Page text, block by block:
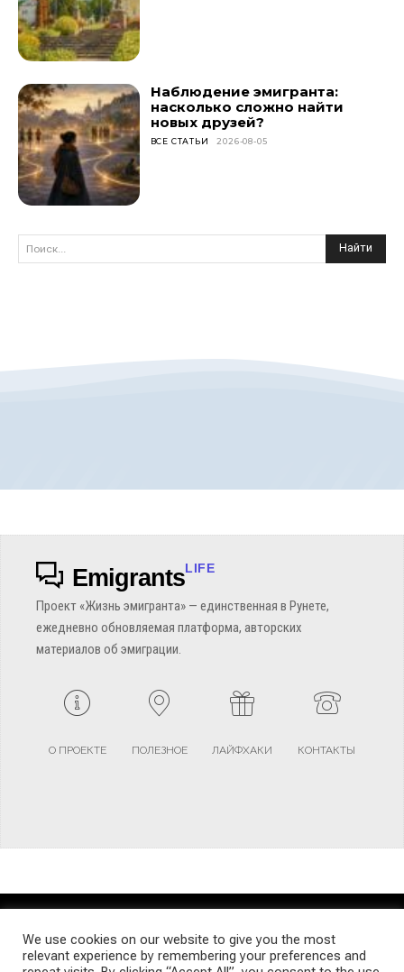
Наблюдение эмигранта:
насколько сложно найти
новых друзей?
ВСЕ СТАТЬИ 2026-08-05
Поиск... Найти
EmigrantsLIFE
Проект «Жизнь эмигранта» — единственная в Рунете,
ежедневно обновляемая платформа, авторских
материалов об эмиграции.
О ПРОЕКТЕ ПОЛЕЗНОЕ ЛАЙФХАКИ КОНТАКТЫ
TERMS AND CONDITIONS PRIVACY POLICY SITEMAP
We use cookies on our website to give you the most
relevant experience by remembering your preferences and